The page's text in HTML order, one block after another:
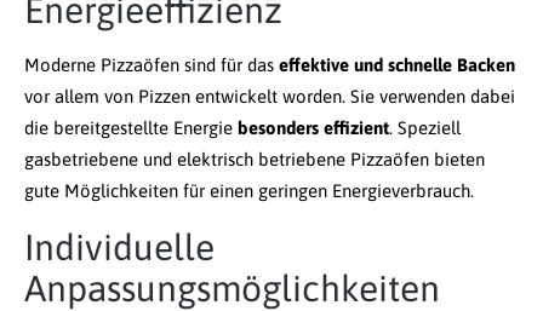
Energieeffizienz
Moderne Pizzaöfen sind für das effektive und schnelle Backen
vor allem von Pizzen entwickelt worden. Sie verwenden dabei
die bereitgestellte Energie besonders effizient. Speziell
gasbetriebene und elektrisch betriebene Pizzaöfen bieten
gute Möglichkeiten für einen geringen Energieverbrauch.
Individuelle
Anpassungsmöglichkeiten